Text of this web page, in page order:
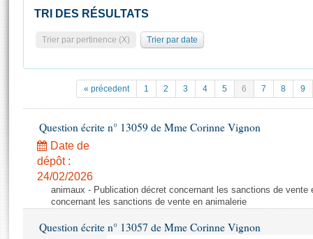
Pétitions
Projets de loi
Propositions de loi
Amendements
Textes adoptés
Statistiques et chiffres clés
Documents de référence
( Constitution | Règlement de l'Assemblée ... )
Histoire
Juniors
Anciennes législatures
La Bibliothèque
Contacts et plan d'accès
Photos libres de droit
TRI DES RÉSULTATS
Trier par pertinence (X) Trier par date
« précedent 1 2 3 4 5 6 7 8 9
Question écrite n° 13059 de Mme Corinne Vignon
Date de
dépôt :
24/02/2026
animaux - Publication décret concernant les sanctions de vente
concernant les sanctions de vente en animalerie
Question écrite n° 13057 de Mme Corinne Vignon